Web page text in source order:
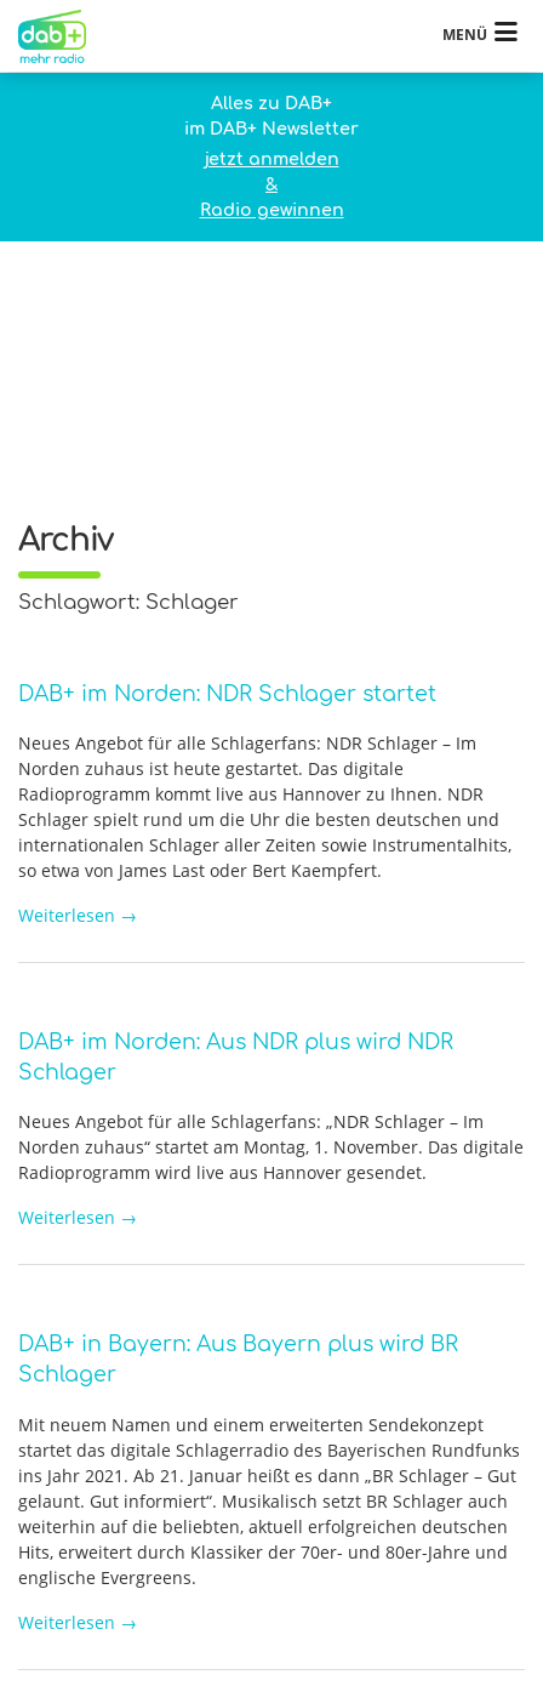
MENÜ
Alles zu DAB+
im DAB+ Newsletter
jetzt anmelden
&
Radio gewinnen
Archiv
Schlagwort: Schlager
DAB+ im Norden: NDR Schlager startet
Neues Angebot für alle Schlagerfans: NDR Schlager – Im
Norden zuhaus ist heute gestartet. Das digitale
Radioprogramm kommt live aus Hannover zu Ihnen. NDR
Schlager spielt rund um die Uhr die besten deutschen und
internationalen Schlager aller Zeiten sowie Instrumentalhits,
so etwa von James Last oder Bert Kaempfert.
Weiterlesen →
DAB+ im Norden: Aus NDR plus wird NDR
Schlager
Neues Angebot für alle Schlagerfans: „NDR Schlager – Im
Norden zuhaus“ startet am Montag, 1. November. Das digitale
Radioprogramm wird live aus Hannover gesendet.
Weiterlesen →
DAB+ in Bayern: Aus Bayern plus wird BR
Schlager
Mit neuem Namen und einem erweiterten Sendekonzept
startet das digitale Schlagerradio des Bayerischen Rundfunks
ins Jahr 2021. Ab 21. Januar heißt es dann „BR Schlager – Gut
gelaunt. Gut informiert“. Musikalisch setzt BR Schlager auch
weiterhin auf die beliebten, aktuell erfolgreichen deutschen
Hits, erweitert durch Klassiker der 70er- und 80er-Jahre und
englische Evergreens.
Weiterlesen →